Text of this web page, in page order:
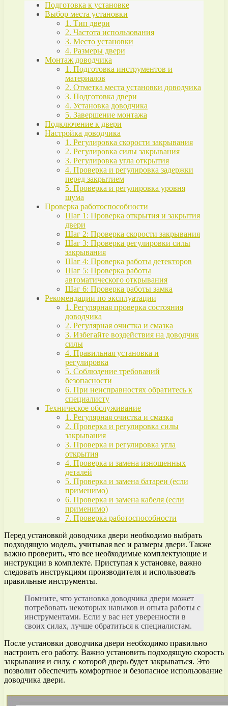
Подготовка к установке
Выбор места установки
1. Тип двери
2. Частота использования
3. Место установки
4. Размеры двери
Монтаж доводчика
1. Подготовка инструментов и
материалов
2. Отметка места установки доводчика
3. Подготовка двери
4. Установка доводчика
5. Завершение монтажа
Подключение к двери
Настройка доводчика
1. Регулировка скорости закрывания
2. Регулировка силы закрывания
3. Регулировка угла открытия
4. Проверка и регулировка задержки
перед закрытием
5. Проверка и регулировка уровня
шума
Проверка работоспособности
Шаг 1: Проверка открытия и закрытия
двери
Шаг 2: Проверка скорости закрывания
Шаг 3: Проверка регулировки силы
закрывания
Шаг 4: Проверка работы детекторов
Шаг 5: Проверка работы
автоматического открывания
Шаг 6: Проверка работы замка
Рекомендации по эксплуатации
1. Регулярная проверка состояния
доводчика
2. Регулярная очистка и смазка
3. Избегайте воздействия на доводчик
силы
4. Правильная установка и
регулировка
5. Соблюдение требований
безопасности
6. При неисправностях обратитесь к
специалисту
Техническое обслуживание
1. Регулярная очистка и смазка
2. Проверка и регулировка силы
закрывания
3. Проверка и регулировка угла
открытия
4. Проверка и замена изношенных
деталей
5. Проверка и замена батареи (если
применимо)
6. Проверка и замена кабеля (если
применимо)
7. Проверка работоспособности
Перед установкой доводчика двери необходимо выбрать
подходящую модель, учитывая вес и размеры двери. Также
важно проверить, что все необходимые комплектующие и
инструкции в комплекте. Приступая к установке, важно
следовать инструкциям производителя и использовать
правильные инструменты.
Помните, что установка доводчика двери может
потребовать некоторых навыков и опыта работы с
инструментами. Если у вас нет уверенности в
своих силах, лучше обратиться к специалистам.
После установки доводчика двери необходимо правильно
настроить его работу. Важно установить подходящую скорость
закрывания и силу, с которой дверь будет закрываться. Это
позволит обеспечить комфортное и безопасное использование
доводчика двери.